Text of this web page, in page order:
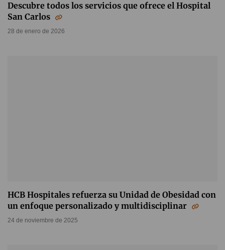
Descubre todos los servicios que ofrece el Hospital
San Carlos
28 de enero de 2026
HCB Hospitales refuerza su Unidad de Obesidad con
un enfoque personalizado y multidisciplinar
24 de noviembre de 2025